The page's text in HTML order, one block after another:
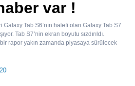
var !
Tab S6’nın halefi olan Galaxy Tab S7
Tab S7’nin ekran boyutu sızdırıldı.
rapor yakın zamanda piyasaya sürülecek